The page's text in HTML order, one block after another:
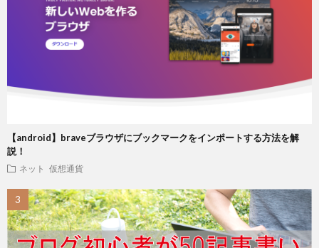
【android】braveブラウザにブックマークをインポートする方法を解
説！
ネット 仮想通貨